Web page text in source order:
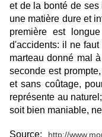
et de la bonté de ses
une matière dure et
première est
d'accidents: il ne
marteau donné mal
seconde est
et sans coûtage,
représente au
soit bien maniable,
Source: http://